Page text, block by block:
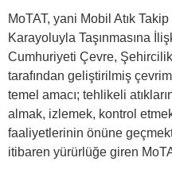
MoTAT, yani Mobil Atık
Karayoluyla Taşınmasına
Cumhuriyeti Çevre,
tarafından geliştirilmiş
temel amacı; tehlikeli
almak, izlemek, kontrol etmek
faaliyetlerinin önüne
itibaren yürürlüğe giren